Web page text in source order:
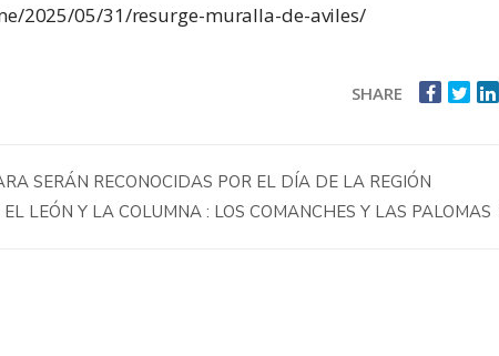
2025/05/31/resurge-muralla-de-aviles/
SHARE
SERÁN RECONOCIDAS POR EL DÍA DE LA REGIÓN
EL LEÓN Y LA COLUMNA : LOS COMANCHES Y LAS PALOMAS